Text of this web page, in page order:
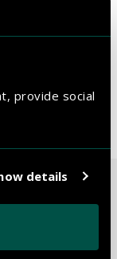
provide social
details